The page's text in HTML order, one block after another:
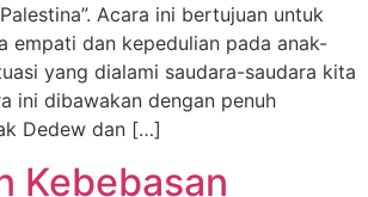
Acara ini bertujuan untuk
empati dan kepedulian pada anak-
yang dialami saudara-saudara kita
ini dibawakan dengan penuh
Dedew dan […]
Kebebasan